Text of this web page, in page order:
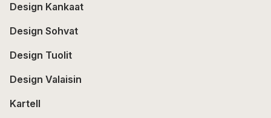
Design Kankaat
Design Sohvat
Design Tuolit
Design Valaisin
Kartell